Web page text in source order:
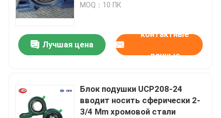
MOQ：10 ПК
Лучшая цена
контактные
данные
Блок подушки UCP208-24
вводит носить сферически 2-
3/4 Mm хромовой стали